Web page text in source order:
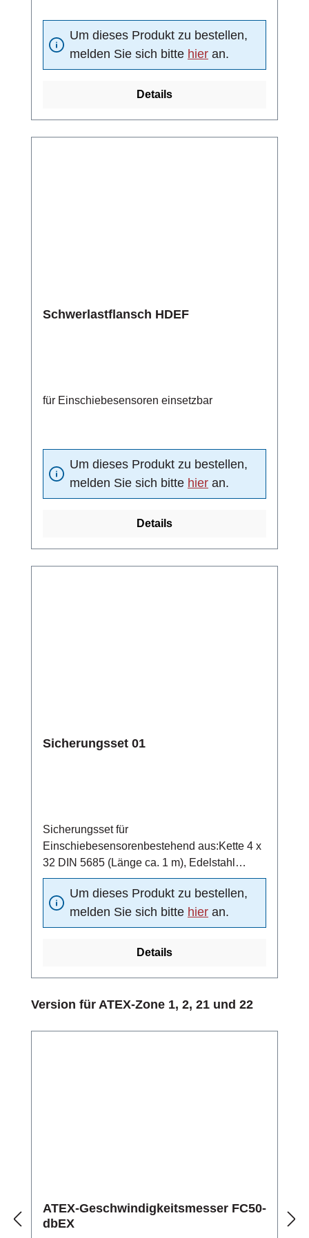
Um dieses Produkt zu bestellen,
melden Sie sich bitte hier an.
Details
Schwerlastflansch HDEF
für Einschiebesensoren einsetzbar
Um dieses Produkt zu bestellen,
melden Sie sich bitte hier an.
Details
Sicherungsset 01
Sicherungsset für
Einschiebesensorenbestehend aus:Kette 4 x
32 DIN 5685 (Länge ca. 1 m), Edelstahl
1.4401Schraubglied NG5, Edelstahl
1.4401Schelle DN15 nach DIN 11850,
Edelstahl 1.4301
Um dieses Produkt zu bestellen,
melden Sie sich bitte hier an.
Details
Produktgalerie überspringen
Version für ATEX-Zone 1, 2, 21 und 22
ATEX-Geschwindigkeitsmesser FC50-
dbEX